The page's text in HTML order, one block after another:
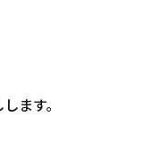
ます。